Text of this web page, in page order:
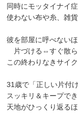
同時にモッタイナイ
使わない布や糸、雑
彼を部屋に呼べない
片づける⇔すぐ散ら
この終わりなきサイ
31歳で「正しい片付
スッキリ＆キープで
天地がひっくり返る